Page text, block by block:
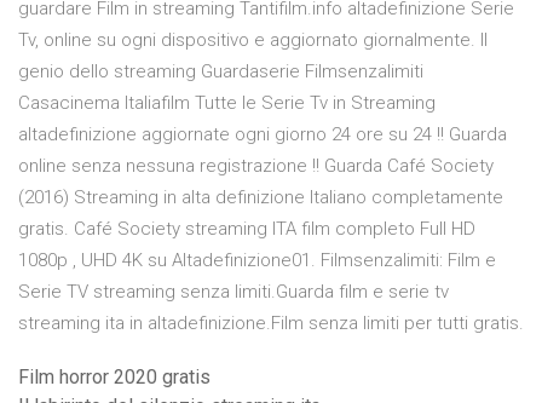
guardare Film in streaming Tantifilm.info altadefinizione Serie
Tv, online su ogni dispositivo e aggiornato giornalmente. Il
genio dello streaming Guardaserie Filmsenzalimiti
Casacinema Italiafilm Tutte le Serie Tv in Streaming
altadefinizione aggiornate ogni giorno 24 ore su 24 !! Guarda
online senza nessuna registrazione !! Guarda Café Society
(2016) Streaming in alta definizione Italiano completamente
gratis. Café Society streaming ITA film completo Full HD
1080p , UHD 4K su Altadefinizione01. Filmsenzalimiti: Film e
Serie TV streaming senza limiti.Guarda film e serie tv
streaming ita in altadefinizione.Film senza limiti per tutti gratis.
Film horror 2020 gratis